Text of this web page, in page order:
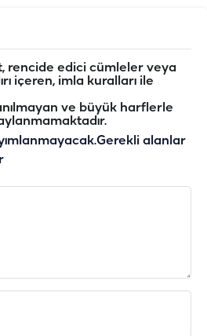
rencide edici cümleler veya
içeren, imla kuralları ile
ve büyük harflerle
Gerekli alanlar